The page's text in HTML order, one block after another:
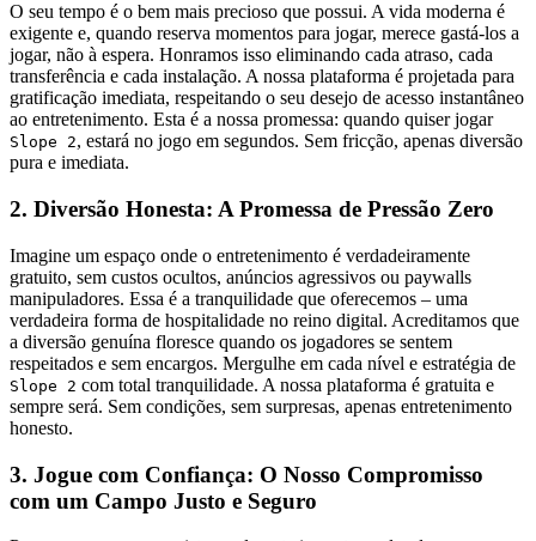
O seu tempo é o bem mais precioso que possui. A vida moderna é
exigente e, quando reserva momentos para jogar, merece gastá-los a
jogar, não à espera. Honramos isso eliminando cada atraso, cada
transferência e cada instalação. A nossa plataforma é projetada para
gratificação imediata, respeitando o seu desejo de acesso instantâneo
ao entretenimento. Esta é a nossa promessa: quando quiser jogar
Slope 2, estará no jogo em segundos. Sem fricção, apenas diversão
pura e imediata.
2. Diversão Honesta: A Promessa de Pressão Zero
Imagine um espaço onde o entretenimento é verdadeiramente
gratuito, sem custos ocultos, anúncios agressivos ou paywalls
manipuladores. Essa é a tranquilidade que oferecemos – uma
verdadeira forma de hospitalidade no reino digital. Acreditamos que
a diversão genuína floresce quando os jogadores se sentem
respeitados e sem encargos. Mergulhe em cada nível e estratégia de
Slope 2 com total tranquilidade. A nossa plataforma é gratuita e
sempre será. Sem condições, sem surpresas, apenas entretenimento
honesto.
3. Jogue com Confiança: O Nosso Compromisso
com um Campo Justo e Seguro